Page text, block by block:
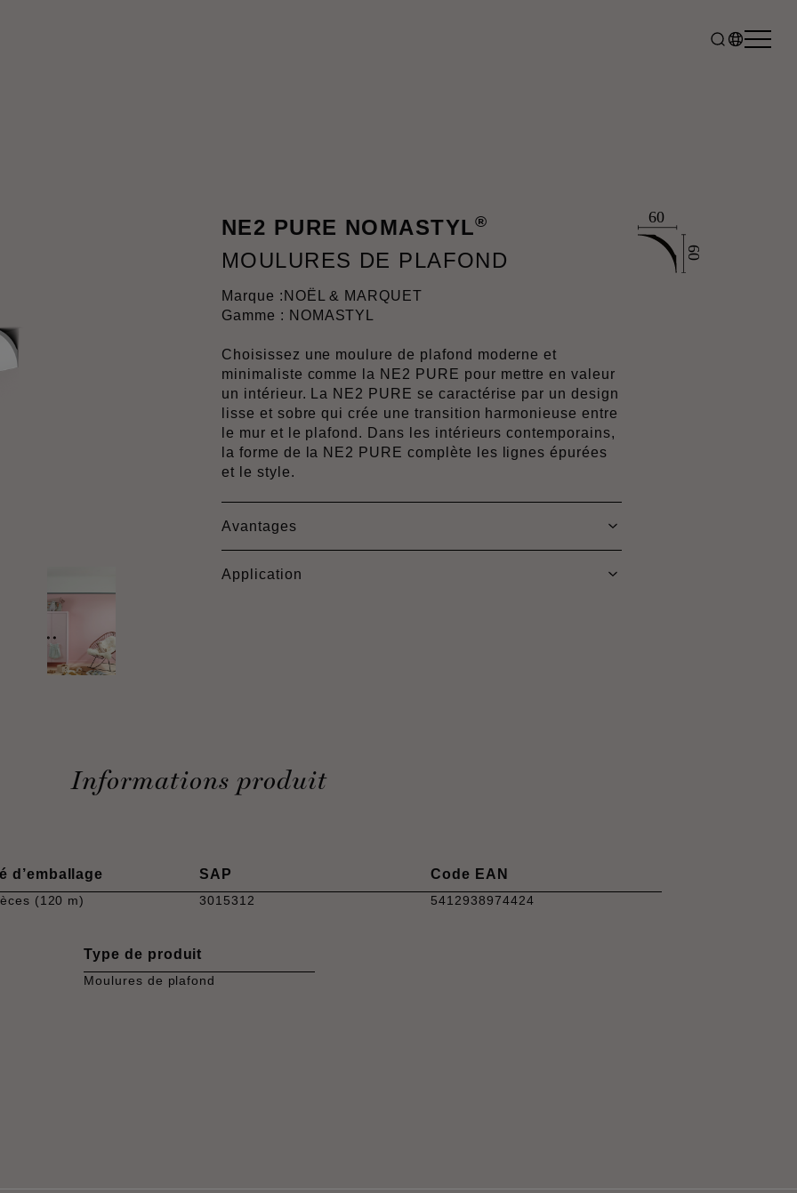
NE2 PURE NOMASTYL®
MOULURES DE PLAFOND
Marque : NOËL & MARQUET
Gamme : NOMASTYL
Choisissez une moulure de plafond moderne et
minimaliste comme la NE2 PURE pour mettre en valeur
un intérieur. La NE2 PURE se caractérise par un design
lisse et sobre qui crée une transition harmonieuse entre
le mur et le plafond. Dans les intérieurs contemporains,
la forme de la NE2 PURE complète les lignes épurées
et le style.
Avantages
Application
Informations produit
d’emballage
(120 m)
SAP
3015312
Code EAN
5412938974424
Type de produit
Moulures de plafond